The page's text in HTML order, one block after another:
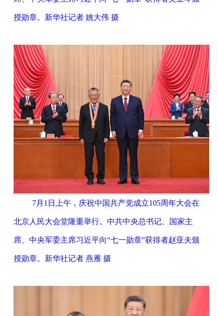
授勋章。新华社记者 姚大伟 摄
7月1日上午，庆祝中国共产党成立105周年大会在
北京人民大会堂隆重举行。中共中央总书记、国家主
席、中央军委主席习近平向“七一勋章”获得者赵亚夫颁
授勋章。新华社记者 燕雁 摄